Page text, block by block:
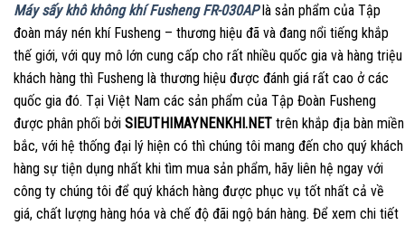
Máy sấy khô không khí Fusheng FR-030AP là sản phẩm của Tập
đoàn máy nén khí Fusheng – thương hiệu đã và đang nổi tiếng khắp
thế giới, với quy mô lớn cung cấp cho rất nhiều quốc gia và hàng triệu
khách hàng thì Fusheng là thương hiệu được đánh giá rất cao ở các
quốc gia đó. Tại Việt Nam các sản phẩm của Tập Đoàn Fusheng
được phân phối bởi SIEUTHIMAYNENKHI.NET trên khắp địa bàn miền
bắc, với hệ thống đại lý hiện có thì chúng tôi mang đến cho quý khách
hàng sự tiện dụng nhất khi tìm mua sản phẩm, hãy liên hệ ngay với
công ty chúng tôi để quý khách hàng được phục vụ tốt nhất cả về
giá, chất lượng hàng hóa và chế độ đãi ngộ bán hàng. Để xem chi tiết